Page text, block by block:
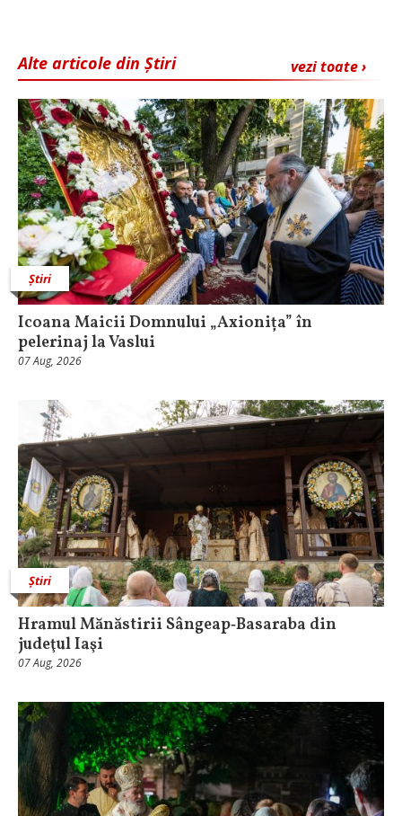
vezi toate ›
Alte articole din Știri
Știri
Icoana Maicii Domnului „Axionița” în
pelerinaj la Vaslui
07 Aug, 2026
Știri
Hramul Mănăstirii Sângeap‑Basaraba din
judeţul Iaşi
07 Aug, 2026